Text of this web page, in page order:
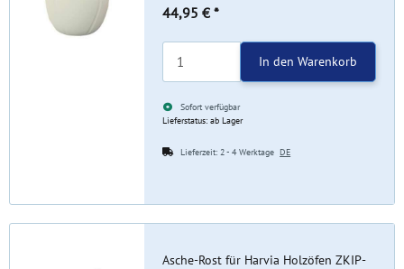
44,95 € *
In den Warenkorb
Sofort verfügbar
Lieferstatus: ab Lager
Lieferzeit: 2 - 4 WerktageDE
Asche-Rost für Harvia Holzöfen ZKIP-